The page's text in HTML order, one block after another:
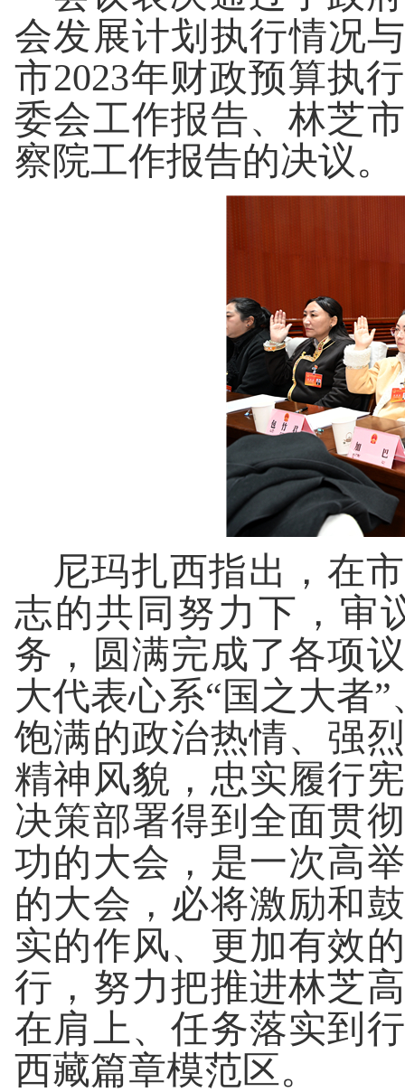
会发展计划执行情况
市2023年财政预算执
委会工作报告、林芝
察院工作报告的决议。
尼玛扎西指出，在
志的共同努力下，审
务，圆满完成了各项
大代表心系“国之大者
饱满的政治热情、强
精神风貌，忠实履行
决策部署得到全面贯
功的大会，是一次高
的大会，必将激励和
实的作风、更加有效
行，努力把推进林芝
在肩上、任务落实到
西藏篇章模范区。